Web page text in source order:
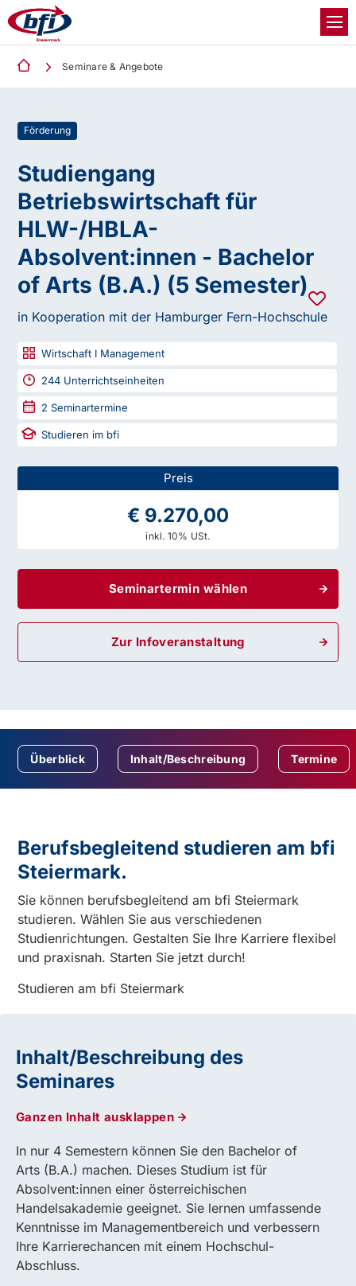
Seminare & Angebote
Förderung
Studiengang
Betriebswirtschaft für
HLW-/HBLA-
Absolvent:innen - Bachelor
of Arts (B.A.) (5 Semester)
in Kooperation mit der Hamburger Fern-Hochschule
Wirtschaft I Management
244 Unterrichtseinheiten
2 Seminartermine
Studieren im bfi
Preis
€ 9.270,00
inkl. 10% USt.
Seminartermin wählen
Zur Infoveranstaltung
Überblick Inhalt/Beschreibung Termine
Berufsbegleitend studieren am bfi
Steiermark.
Sie können berufsbegleitend am bfi Steiermark
studieren. Wählen Sie aus verschiedenen
Studienrichtungen. Gestalten Sie Ihre Karriere flexibel
und praxisnah. Starten Sie jetzt durch!
Studieren am bfi Steiermark
Inhalt/Beschreibung des
Seminares
Ganzen Inhalt ausklappen
In nur 4 Semestern können Sie den Bachelor of
Arts (B.A.) machen. Dieses Studium ist für
Absolvent:innen einer österreichischen
Handelsakademie geeignet. Sie lernen umfassende
Kenntnisse im Managementbereich und verbessern
Ihre Karrierechancen mit einem Hochschul-
Abschluss.